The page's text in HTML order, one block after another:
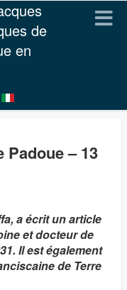
de
en
Padoue – 13
a écrit un article
et docteur de
Il est également
de Terre